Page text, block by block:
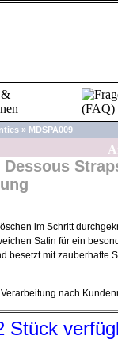
» MDSPA009
Dessous
im Schritt
Satin für ein
besetzt mit zauberhafte
nach
Stück